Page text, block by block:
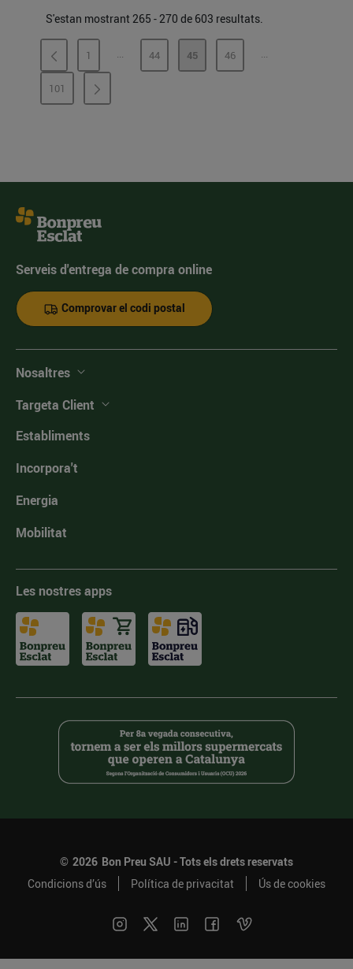
S'estan mostrant 265 - 270 de 603 resultats.
PÀGINA
1 ...PÀGINES INTERMÈDIES
PÀGINA
44 PÀGINA
45 PÀGINA
46 ...PÀGINES
PÀGINA
101
Serveis d'entrega de compra online
Comprovar el codi postal
Nosaltres
Targeta Client
Establiments
Incorpora't
Energia
Mobilitat
Les nostres apps
© 2026 Bon Preu SAU - Tots els drets reservats
Condicions d’ús
Política de privacitat Ús de cookies